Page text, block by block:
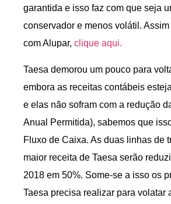
garantida e isso faz com que seja
conservador e menos volátil.
com Alupar, clique aqui.
Taesa demorou um pouco para
embora as receitas contábeis
e elas não sofram com a redução
Anual Permitida), sabemos que
Fluxo de Caixa. As duas linhas de
maior receita de Taesa serão
2018 em 50%. Some-se a isso os
Taesa precisa realizar para volatar